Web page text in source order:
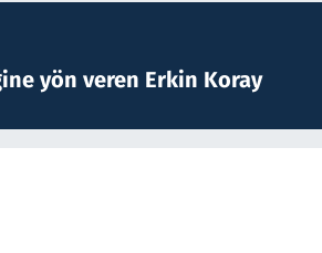
yön veren Erkin Koray